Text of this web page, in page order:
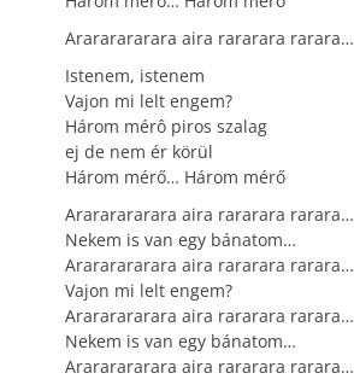
Arararararara aira rararara rarara…
Istenem, istenem
Vajon mi lelt engem?
Három mérô piros szalag
ej de nem ér körül
Három mérő… Három mérő
Arararararara aira rararara rarara…
Nekem is van egy bánatom…
Arararararara aira rararara rarara…
Vajon mi lelt engem?
Arararararara aira rararara rarara…
Nekem is van egy bánatom…
Arararararara aira rararara rarara…